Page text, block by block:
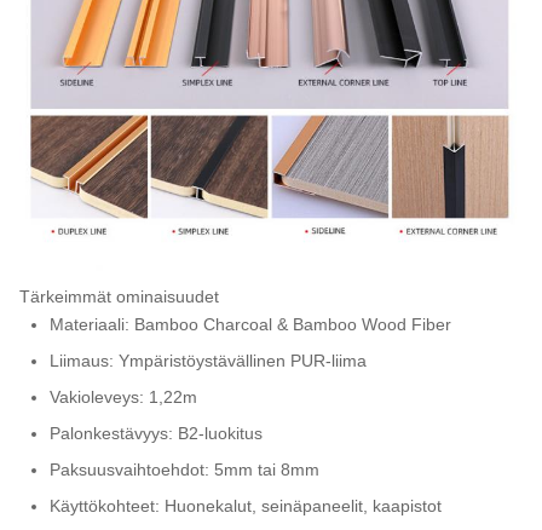
Tärkeimmät ominaisuudet
Materiaali: Bamboo Charcoal & Bamboo Wood Fiber
Liimaus: Ympäristöystävällinen PUR-liima
Vakioleveys: 1,22m
Palonkestävyys: B2-luokitus
Paksuusvaihtoehdot: 5mm tai 8mm
Käyttökohteet: Huonekalut, seinäpaneelit, kaapistot